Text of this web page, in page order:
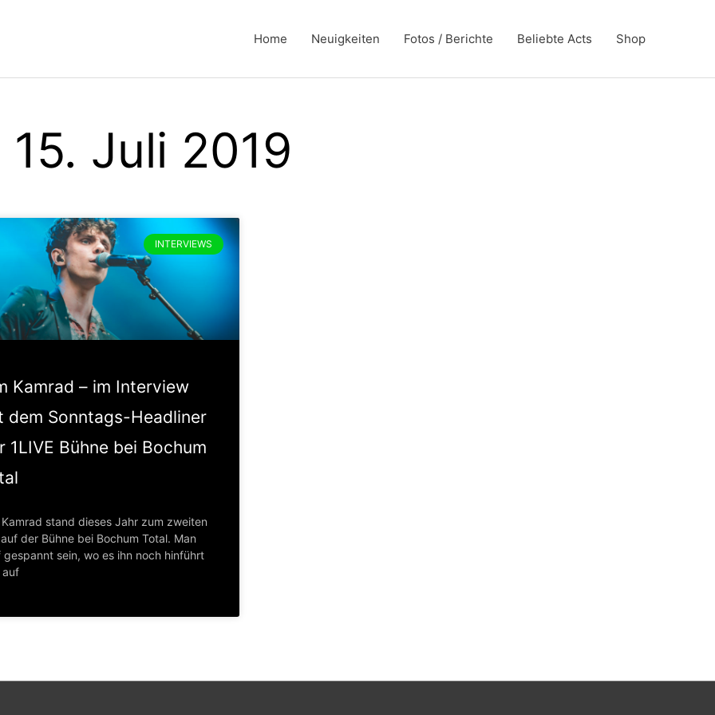
Home Neuigkeiten Fotos / Berichte Beliebte Acts Shop
15. Juli 2019
INTERVIEWS
Kamrad – im Interview
dem Sonntags-Headliner
1LIVE Bühne bei Bochum
stand dieses Jahr zum zweiten
der Bühne bei Bochum Total. Man
gespannt sein, wo es ihn noch hinführt
auf